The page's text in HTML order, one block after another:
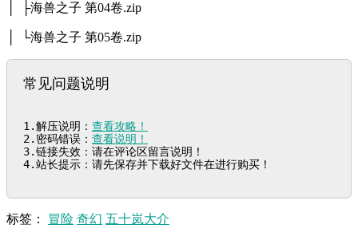
│ ├海兽之子 第04卷.zip
│ └海兽之子 第05卷.zip
常见问题说明
1.解压说明： 查看攻略！
2.密码错误： 查看说明！
3.链接失效：请在评论区留言说明！
4.站长提示：请先保存并下载好文件在进行购买！
标签： 冒险 奇幻 五十岚大介